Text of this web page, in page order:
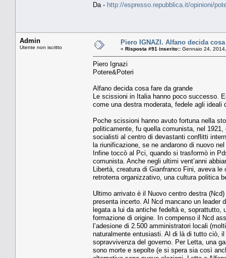
Da - http://espresso.repubblica.it/opinioni/
Admin
Utente non iscritto
Piero IGNAZI. Alfano decida
« Risposta #91 inserito:: Gennaio 24,
Piero Ignazi
Potere&Poteri
Alfano decida cosa fare da grande
Le scissioni in Italia hanno poco successo.
come una destra moderata, fedele agli
Poche scissioni hanno avuto fortuna nella
politicamente, fu quella comunista, nel
socialisti al centro di devastanti conflitti
la riunificazione, se ne andarono di nuovo
Infine toccò al Pci, quando si trasformò in
comunista. Anche negli ultimi vent’anni
Libertà, creatura di Gianfranco Fini, aveva
retroterra organizzativo, una cultura politica
Ultimo arrivato è il Nuovo centro destra
presenta incerto. Al Ncd mancano un leader
legata a lui da antiche fedeltà e, soprattutto,
formazione di origine. In compenso il Ncd
l’adesione di 2.500 amministratori locali
naturalmente entusiasti. Al di là di tutto ciò,
sopravvivenza del governo. Per Letta, una
sono morte e sepolte (e si spera sia così